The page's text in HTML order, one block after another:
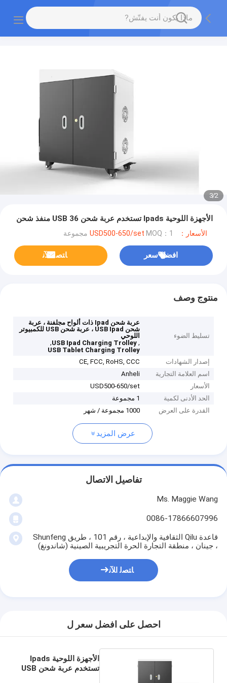
2
/
3
الأجهزة اللوحية Ipads تستخدم عربة شحن USB 36 منفذ شحن
الأسعار：USD500-650/set MOQ：1 مجموعة
افضل سعر ﺎﺘﺼﻟ ﺍﻶﻧ
منتوج وصف
تسليط الضوء
عربة شحن Ipad ذات ألواح مجلفنة ، عربة
شحن USB Ipad ، عربة شحن USB للكمبيوتر
اللوحي
,
USB Ipad Charging Trolley
,
USB Tablet Charging Trolley
إصدار الشهادات
CE, FCC, RoHS, CCC
اسم العلامة التجارية
Anheli
الأسعار
USD500-650/set
الحد الأدنى لكمية
1 مجموعة
القدرة على العرض
1000 مجموعة / شهر
عرض المزيد
تفاصيل الاتصال
Ms. Maggie Wang
0086-17866607996
قاعدة Qilu الثقافية والإبداعية ، رقم 101 ، طريق Shunfeng
، جينان ، منطقة التجارة الحرة التجريبية الصينية (شاندونغ)
ﺎﺘﺼﻟ ﺍﻶﻧ
احصل على افضل سعر ل
الأجهزة اللوحية Ipads
تستخدم عربة شحن USB